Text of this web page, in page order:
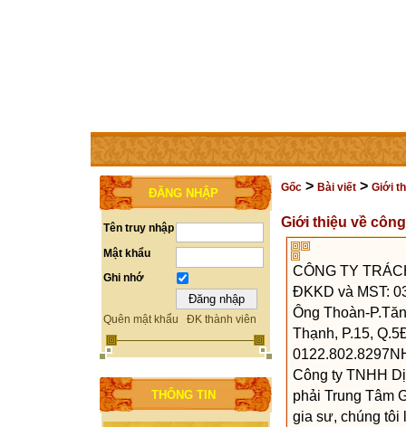
TRANG CHỦ THÀNH VIÊN TRỢ GIÚP LIÊN HỆ
ĐĂNG NHẬP
Tên truy nhập
Mật khẩu
Ghi nhớ
Quên mật khẩu ĐK thành viên
THÔNG TIN
Gốc > Bài viết > Giới
Giới thiệu về
CÔNG TY
ĐKKD và MST:
Ông Thoàn-
Thạnh, P.15,
Công ty TNHH
phải Trung Tâm
gia sư, chúng tôi